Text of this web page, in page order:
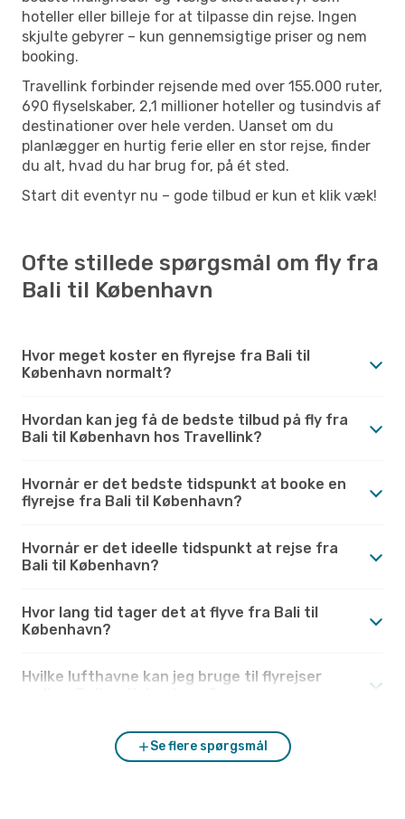
hoteller eller billeje for at tilpasse din rejse. Ingen
skjulte gebyrer – kun gennemsigtige priser og nem
booking.
Travellink forbinder rejsende med over 155.000 ruter,
690 flyselskaber, 2,1 millioner hoteller og tusindvis af
destinationer over hele verden. Uanset om du
planlægger en hurtig ferie eller en stor rejse, finder
du alt, hvad du har brug for, på ét sted.
Start dit eventyr nu – gode tilbud er kun et klik væk!
Ofte stillede spørgsmål om fly fra
Bali til København
Hvor meget koster en flyrejse fra Bali til
København normalt?
Hvordan kan jeg få de bedste tilbud på fly fra
Bali til København hos Travellink?
Hvornår er det bedste tidspunkt at booke en
flyrejse fra Bali til København?
Hvornår er det ideelle tidspunkt at rejse fra
Bali til København?
Hvor lang tid tager det at flyve fra Bali til
København?
Hvilke lufthavne kan jeg bruge til flyrejser
Se flere spørgsmål